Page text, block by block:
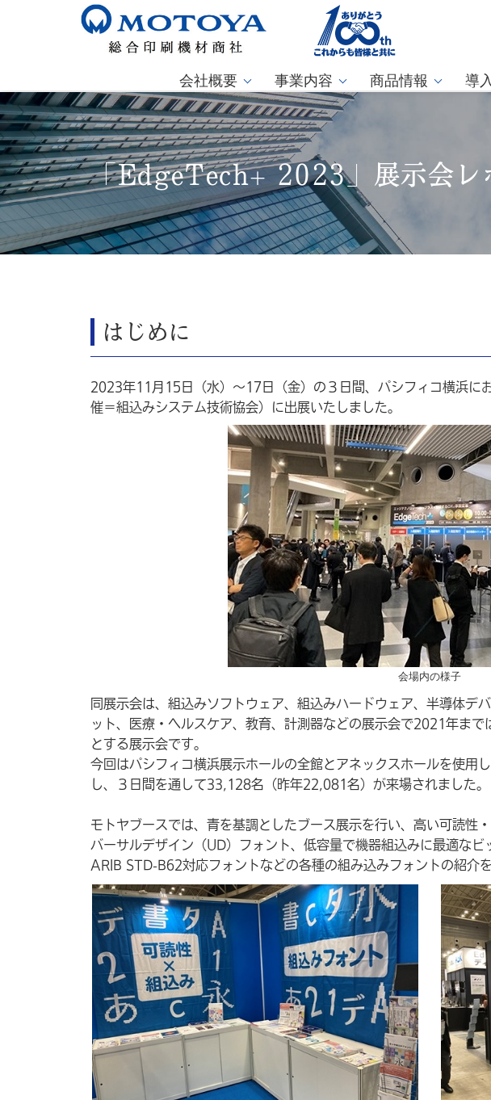
会社概要 事業内容 商品情報 導
「EdgeTech+ 2023」展示会レ
はじめに
2023年11月15日（水）～17日（金）の３日間、パシフィコ横浜に
催＝組込みシステム技術協会）に出展いたしました。
会場内の様子
同展示会は、組込みソフトウェア、組込みハードウェア、半導体デ
ット、医療・ヘルスケア、教育、計測器などの展示会で2021年ま
とする展示会です。
今回はパシフィコ横浜展示ホールの全館とアネックスホールを使用
し、３日間を通して33,128名（昨年22,081名）が来場されました。
モトヤブースでは、青を基調としたブース展示を行い、高い可読性
バーサルデザイン（UD）フォント、低容量で機器組込みに最適な
ARIB STD-B62対応フォントなどの各種の組み込みフォントの紹介を